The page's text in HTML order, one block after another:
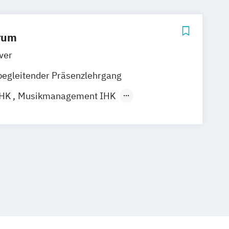
Präsenzlehrgang
Musikmanagement IHK